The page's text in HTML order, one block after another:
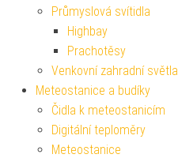
Průmyslová svítidla
Highbay
Prachotěsy
Venkovní zahradní světla
Meteostanice a budíky
Čidla k meteostanicím
Digitální teploměry
Meteostanice